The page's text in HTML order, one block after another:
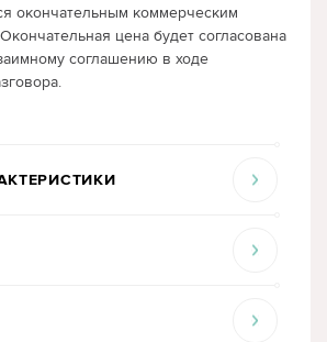
окончательным коммерческим
цена будет согласована
соглашению в ходе